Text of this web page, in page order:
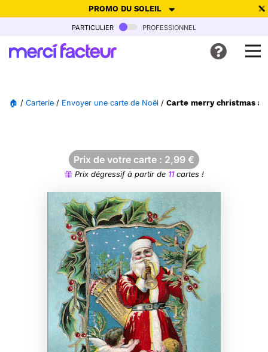
PROMO DU SOLEIL
-30% de réduction avec le code SUMMER26pour envoyer des
Ne plus afficher
particulier professionnel
🏠 / Carterie / Envoyer une carte de Noël / Carte merry christmas
Prix de votre carte : 2,99 €
Prix dégressif à partir de 11cartes !